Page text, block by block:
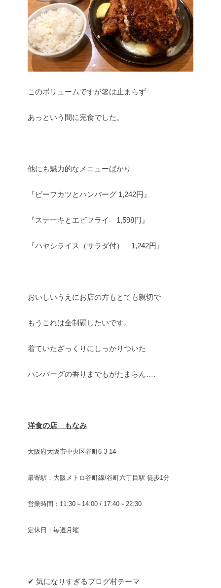
このボリュームですが箸は止まらず
あっという間に完食でした。
他にも魅力的なメニューばかり
『ビーフカツとハンバーグ 1,242円』
『ステーキとエビフライ 1,598円』
『ハヤシライス（サラダ付） 1,242円』
おいしいうえにお店の方もとても親切で
もうこれは全制覇したいです。
着ていたざっくりにしっかりついた
ハンバーグの香りまでもがたまらん….
洋食の店 もなみ
大阪府大阪市中央区谷町6-3-14
最寄駅：大阪メトロ谷町線/谷町六丁目駅 徒歩1分
営業時間：11:30～14:00 / 17:40～22:30
定休日：毎週月曜
✔︎ 気になりすぎるブログ村テーマ